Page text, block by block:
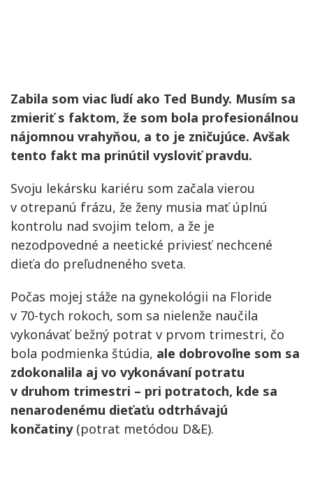
Zabila som viac ľudí ako Ted Bundy. Musím sa
zmieriť s faktom, že som bola profesionálnou
nájomnou vrahyňou, a to je zničujúce. Avšak
tento fakt ma prinútil vysloviť pravdu.
Svoju lekársku kariéru som začala vierou
v otrepanú frázu, že ženy musia mať úplnú
kontrolu nad svojim telom, a že je
nezodpovedné a neetické priviesť nechcené
dieťa do preľudneného sveta.
Počas mojej stáže na gynekológii na Floride
v 70-tych rokoch, som sa nielenže naučila
vykonávať bežný potrat v prvom trimestri, čo
bola podmienka štúdia, ale dobrovoľne som sa
zdokonalila aj vo vykonávaní potratu
v druhom trimestri – pri potratoch, kde sa
nenarodenému dieťaťu odtrhávajú
končatiny (potrat metódou D&E).